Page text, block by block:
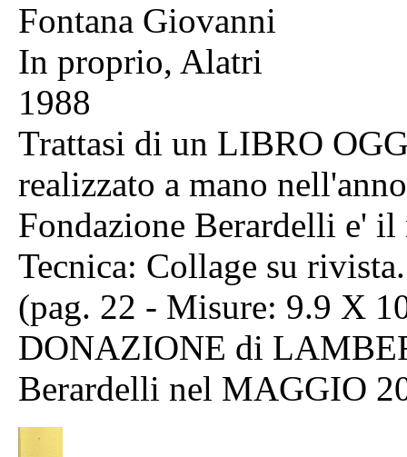
Fontana Giovanni
In proprio, Alatri
1988
Trattasi di un LIBRO
realizzato a mano
Fondazione Berardelli e'
Tecnica: Collage su rivista.
(pag. 22 - Misure: 9.9 X
DONAZIONE di
Berardelli nel MAGGIO